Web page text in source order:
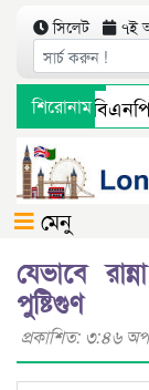
সিলেট ৭ই
শিরোনাম
মহানগর
সংবাদ
মেনু
যেভাবে
পুষ্টিগুণ
প্রকাশিত: ৩:৪৬